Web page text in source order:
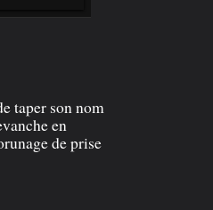
taper son nom
en
de prise